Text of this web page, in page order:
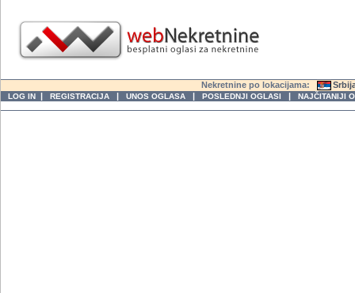
Nekretnine po lokacijama:
LOG IN | REGISTRACIJA | UNOS OGLASA | POSLEDNJI OGLASI | NAJČITANIJI